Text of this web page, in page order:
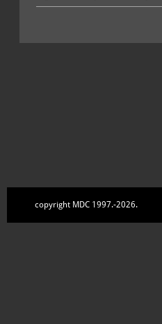
copyright MDC 1997.-2026.